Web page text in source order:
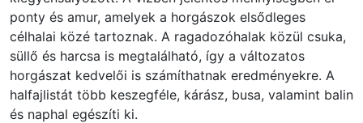
ponty és amur, amelyek a horgászok elsődleges
célhalai közé tartoznak. A ragadozóhalak közül csuka,
süllő és harcsa is megtalálható, így a változatos
horgászat kedvelői is számíthatnak eredményekre. A
halfajlistát több keszegféle, kárász, busa, valamint balin
és naphal egészíti ki.